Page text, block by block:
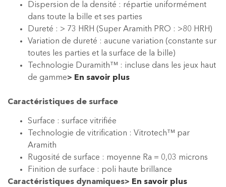
Dispersion de la densité : répartie uniformément
dans toute la bille et ses parties
Dureté : > 73 HRH (Super Aramith PRO : >80 HRH)
Variation de dureté : aucune variation (constante sur
toutes les parties et la surface de la bille)
Technologie Duramith™ : incluse dans les jeux haut
de gamme> En savoir plus
Caractéristiques de surface
Surface : surface vitrifiée
Technologie de vitrification : Vitrotech™ par
Aramith
Rugosité de surface : moyenne Ra = 0,03 microns
Finition de surface : poli haute brillance
Caractéristiques dynamiques> En savoir plus